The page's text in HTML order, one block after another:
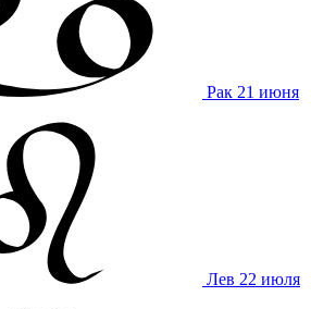
Рак 21 июня
Лев 22 июля